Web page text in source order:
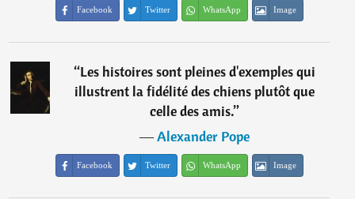
Facebook Twitter WhatsApp Image
“Les histoires sont pleines d'exemples qui
illustrent la fidélité des chiens plutôt que
celle des amis.”
―Alexander Pope
Facebook Twitter WhatsApp Image